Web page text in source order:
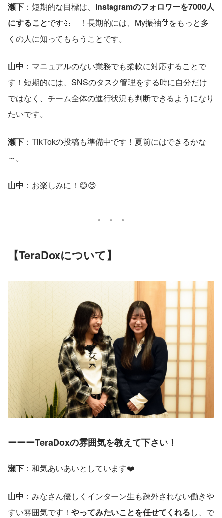
瀬下 ：短期的な目標は、 Instagramのフォロワーを7000人
にすることです💪🏼！長期的には、My振袖👘をもっと多
くの人に知ってもらうことです。
山中 ：マニュアルのない業務でも柔軟に対応することで
す！短期的には、SNSのタスク管理をする時に自分だけ
ではなく、チーム全体の進行状況も判断できるようになり
たいです。
瀬下 ：TikTokの投稿も準備中です！夏前にはできるかな
～。
山中 ：お楽しみに！😊😊
【TeraDoxについて】
ーーーTeraDoxの雰囲気を教えて下さい！
瀬下 ：和気あいあいとしています❤️
山中 ：みなさん優しくインターン生も疎外されない働きや
すい雰囲気です！ やってみたいことを任せてくれるし、で